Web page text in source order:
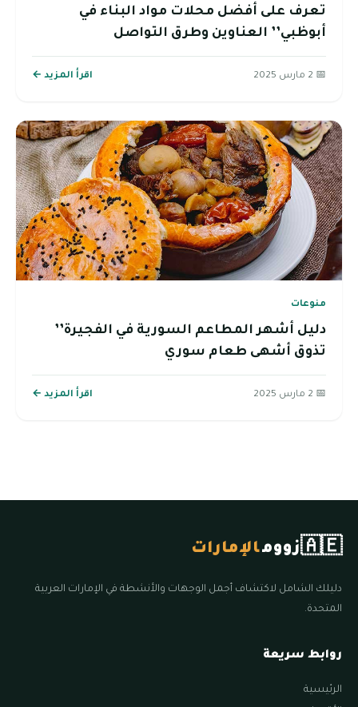
تعرف على أفضل محلات مواد البناء في
أبوظبي’’ العناوين وطرق التواصل
📅 2 مارس 2025 اقرأ المزيد ←
منوعات
دليل أشهر المطاعم السورية في الفجيرة’’
تذوق أشهى طعام سوري
📅 2 مارس 2025 اقرأ المزيد ←
🇦🇪زوومالإمارات
دليلك الشامل لاكتشاف أجمل الوجهات والأنشطة في الإمارات العربية
المتحدة.
روابط سريعة
الرئيسية